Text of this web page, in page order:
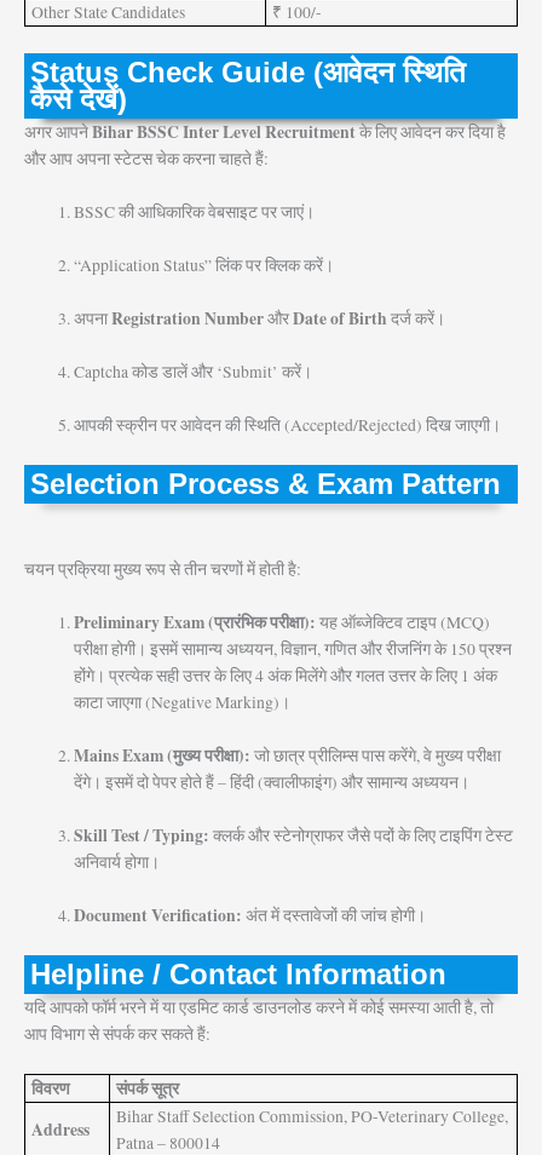
Other State Candidates
₹ 100/-
Status Check Guide (आवेदन स्थिति
कैसे देखें)
अगर आपनेBihar BSSC Inter Level Recruitmentके लिए आवेदन कर दिया है
और आप अपना स्टेटस चेक करना चाहते हैं:
BSSC की आधिकारिक वेबसाइट पर जाएं।
“Application Status” लिंक पर क्लिक करें।
अपनाRegistration NumberऔरDate of Birth दर्ज करें।
Captcha कोड डालें और ‘Submit’ करें।
आपकी स्क्रीन पर आवेदन की स्थिति (Accepted/Rejected) दिख जाएगी।
Selection Process & Exam Pattern
चयन प्रक्रिया मुख्य रूप से तीन चरणों में होती है:
Preliminary Exam (प्रारंभिक परीक्षा): यह ऑब्जेक्टिव टाइप (MCQ)
परीक्षा होगी। इसमें सामान्य अध्ययन, विज्ञान, गणित और रीजनिंग के 150 प्रश्न
होंगे। प्रत्येक सही उत्तर के लिए 4 अंक मिलेंगे और गलत उत्तर के लिए 1 अंक
काटा जाएगा (Negative Marking)।
Mains Exam (मुख्य परीक्षा): जो छात्र प्रीलिम्स पास करेंगे, वे मुख्य परीक्षा
देंगे। इसमें दो पेपर होते हैं – हिंदी (क्वालीफाइंग) और सामान्य अध्ययन।
Skill Test / Typing: क्लर्क और स्टेनोग्राफर जैसे पदों के लिए टाइपिंग टेस्ट
अनिवार्य होगा।
Document Verification: अंत में दस्तावेजों की जांच होगी।
Helpline / Contact Information
यदि आपको फॉर्म भरने में या एडमिट कार्ड डाउनलोड करने में कोई समस्या आती है, तो
आप विभाग से संपर्क कर सकते हैं:
विवरण
संपर्क सूत्र
Address
Bihar Staff Selection Commission, PO-Veterinary College,
Patna – 800014